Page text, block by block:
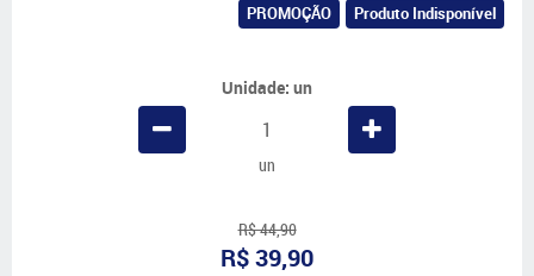
PROMOÇÃO Produto Indisponível
Unidade: un
un
R$ 44,90
R$ 39,90